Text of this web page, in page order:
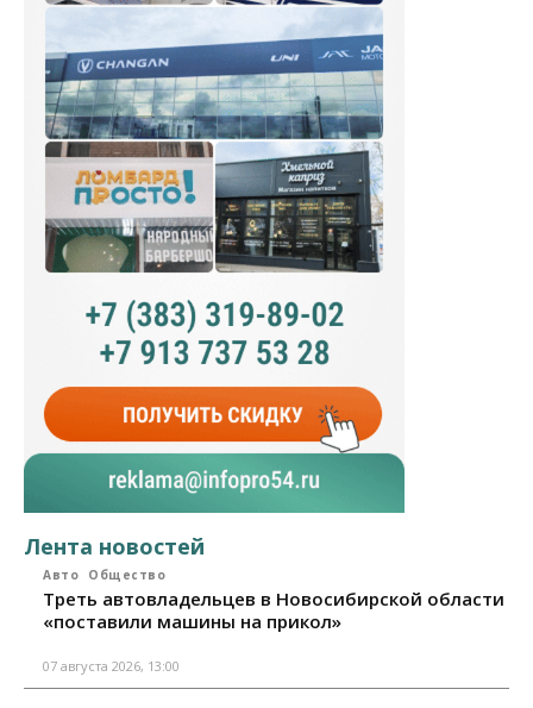
Лента новостей
Авто Общество
Треть автовладельцев в Новосибирской области
«поставили машины на прикол»
07 августа 2026, 13:00